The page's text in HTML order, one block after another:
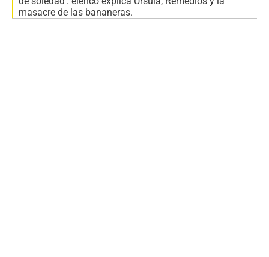
masacre de las bananeras.